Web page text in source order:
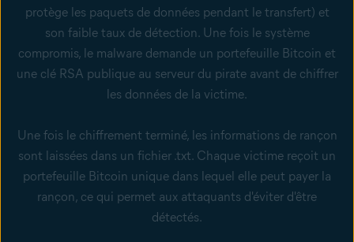
protège les paquets de données pendant le transfert) et
son faible taux de détection. Une fois le système
compromis, le malware demande un portefeuille Bitcoin et
une clé RSA publique au serveur du pirate avant de chiffrer
les données de la victime.
Une fois le chiffrement terminé, les informations de rançon
sont laissées dans un fichier .txt. Chaque victime reçoit un
portefeuille Bitcoin unique dans lequel elle peut payer la
rançon, ce qui permet aux attaquants d'éviter d'être
détectés.